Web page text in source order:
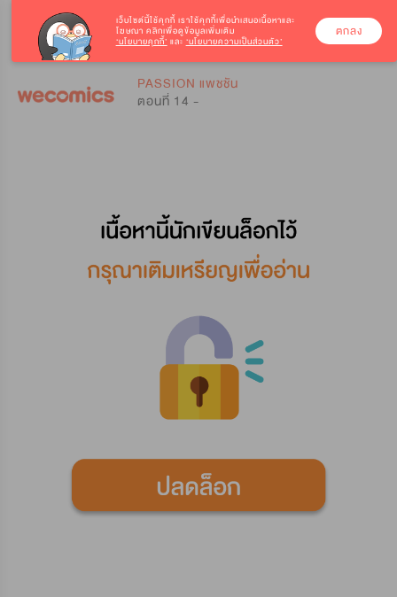
PASSION แพชชัน
ตอนที่ 14 -
เว็บไซต์นี้ใช้คุกกี้ เราใช้คุกกี้เพื่อนำเสนอเนื้อหาและ
โฆษณา คลิกเพื่อดูข้อมูลเพิ่มเติม
‘นโยบายคุกกี้’ และ ‘นโยบายความเป็นส่วนตัว’
ตกลง